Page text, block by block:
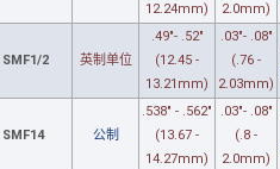
12.24mm)
2.0mm)
SMF1/2 英制单位
.49"- .52"
(12.45 -
13.21mm)
.03"- .08"
(.76 -
2.03mm)
SMF14 公制
.538" - .562"
(13.67 -
14.27mm)
.03"- .08"
(.8 -
2.0mm)